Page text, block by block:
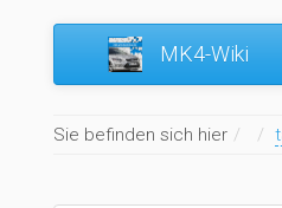
MK4-Wiki
Sie befinden sich hier